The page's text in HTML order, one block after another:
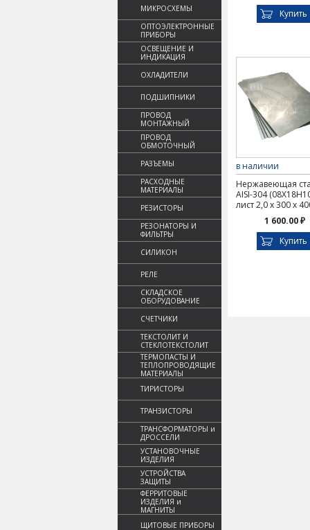
МИКРОСХЕМЫ
ОПТОЭЛЕКТРОННЫЕ
ПРИБОРЫ
ОСВЕЩЕНИЕ И
ИНДИКАЦИЯ
ОХЛАДИТЕЛИ
ПОДШИПНИКИ
ПРОВОД
МОНТАЖНЫЙ
ПРОВОД
ОБМОТОЧНЫЙ
РАЗЪЕМЫ
РАСХОДНЫЕ
МАТЕРИАЛЫ
РЕЗИСТОРЫ
РЕЗОНАТОРЫ И
ФИЛЬТРЫ
СИЛИКОН
РЕЛЕ
СКЛАДСКОЕ
ОБОРУДОВАНИЕ
СЧЕТЧИКИ
ТЕКСТОЛИТ И
СТЕКЛОТЕКСТОЛИТ
ТЕРМОПАСТЫ И
ТЕПЛОПРОВОДЯЩИЕ
МАТЕРИАЛЫ
ТИРИСТОРЫ
ТРАНЗИСТОРЫ
ТРАНСФОРМАТОРЫ и
ДРОССЕЛИ
УСТАНОВОЧНЫЕ
ИЗДЕЛИЯ
УСТРОЙСТВА
ЗАЩИТЫ
ФЕРРИТОВЫЕ
ИЗДЕЛИЯ и
МАГНИТЫ
ЩИТОВЫЕ ПРИБОРЫ
Купить
в наличии
Нержавеющая
AISI-304
лист 2,0 х 300 х
1 600.00 ₽
Купить